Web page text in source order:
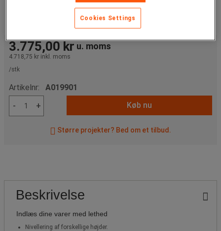
3.775,00 kr u. moms
4.718,75 kr inkl. moms
/stk
Artikelnr: A019901
-
+ Køb nu
Større projekter? Bed om et tilbud.
Beskrivelse
Indlæs dine varer med lethed
Nivellering af forskellige højder.
Cookies Settings